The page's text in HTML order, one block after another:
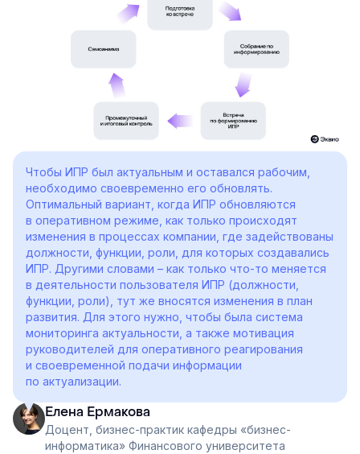
Чтобы ИПР был актуальным и оставался рабочим,
необходимо своевременно его обновлять.
Оптимальный вариант, когда ИПР обновляются
в оперативном режиме, как только происходят
изменения в процессах компании, где задействованы
должности, функции, роли, для которых создавались
ИПР. Другими словами – как только что-то меняется
в деятельности пользователя ИПР (должности,
функции, роли), тут же вносятся изменения в план
развития. Для этого нужно, чтобы была система
мониторинга актуальности, а также мотивация
руководителей для оперативного реагирования
и своевременной подачи информации
по актуализации.
Елена Ермакова
Доцент, бизнес-практик кафедры «бизнес-
информатика» Финансового университета